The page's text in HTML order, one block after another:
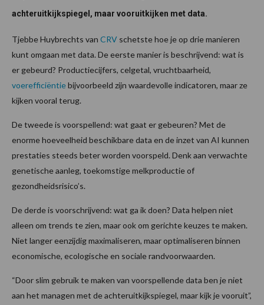
achteruitkijkspiegel, maar vooruitkijken met data.
Tjebbe Huybrechts van CRV schetste hoe je op drie manieren
kunt omgaan met data. De eerste manier is beschrijvend: wat is
er gebeurd? Productiecijfers, celgetal, vruchtbaarheid,
voerefficiëntiebijvoorbeeld zijn waardevolle indicatoren, maar ze
kijken vooral terug.
De tweede is voorspellend: wat gaat er gebeuren? Met de
enorme hoeveelheid beschikbare data en de inzet van AI kunnen
prestaties steeds beter worden voorspeld. Denk aan verwachte
genetische aanleg, toekomstige melkproductie of
gezondheidsrisico’s.
De derde is voorschrijvend: wat ga ik doen? Data helpen niet
alleen om trends te zien, maar ook om gerichte keuzes te maken.
Niet langer eenzijdig maximaliseren, maar optimaliseren binnen
economische, ecologische en sociale randvoorwaarden.
“Door slim gebruik te maken van voorspellende data ben je niet
aan het managen met de achteruitkijkspiegel, maar kijk je vooruit”,